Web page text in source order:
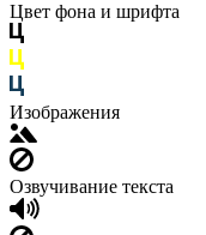
Цвет фона и шрифта
Изображения
Озвучивание текста